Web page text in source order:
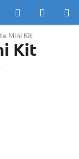
Hledat
KOŠÍK
Mini Kit
Kit